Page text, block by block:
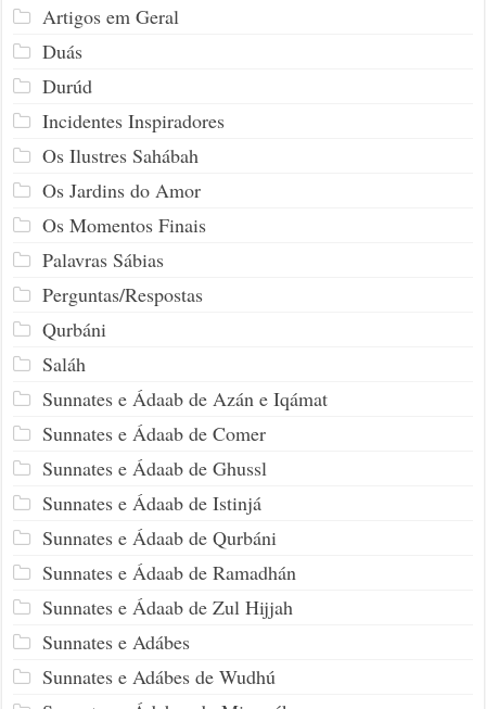
Artigos em Geral
Duás
Durúd
Incidentes Inspiradores
Os Ilustres Sahábah
Os Jardins do Amor
Os Momentos Finais
Palavras Sábias
Perguntas/Respostas
Qurbáni
Saláh
Sunnates e Ádaab de Azán e Iqámat
Sunnates e Ádaab de Comer
Sunnates e Ádaab de Ghussl
Sunnates e Ádaab de Istinjá
Sunnates e Ádaab de Qurbáni
Sunnates e Ádaab de Ramadhán
Sunnates e Ádaab de Zul Hijjah
Sunnates e Adábes
Sunnates e Adábes de Wudhú